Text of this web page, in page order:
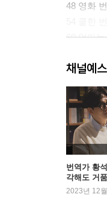
48 영화
60 엄마
70 강연을
74 영화
78 번역
2부 나는
86 어쩌
94 투명
102 세상
채널예
번역가 황
각해도 거
2023년 12